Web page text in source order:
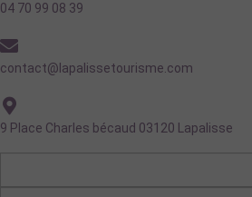
04 70 99 08 39
contact@lapalissetourisme.com
9 Place Charles bécaud 03120 Lapalisse